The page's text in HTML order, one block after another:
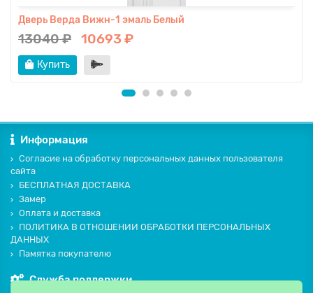
Дверь Верда Вижн-1 эмаль Белый
13040 ₽ 10693 ₽
Купить
Информация
Согласие на обработку персональных данных пользователя
сайта
БЕСПЛАТНАЯ ДОСТАВКА
Замер
Оплата и доставка
ПОЛИТИКА В ОТНОШЕНИИ ОБРАБОТКИ ПЕРСОНАЛЬНЫХ
ДАННЫХ
Памятка покупателю
Служба поддержки